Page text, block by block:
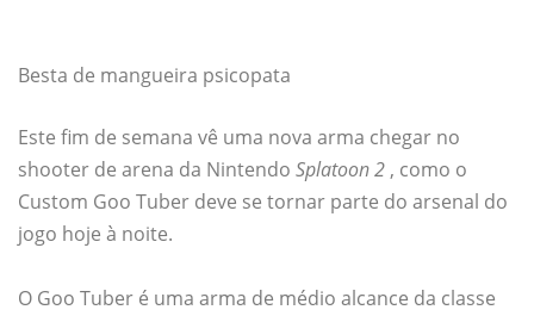
Besta de mangueira psicopata
Este fim de semana vê uma nova arma chegar no
shooter de arena da Nintendo Splatoon 2 , como o
Custom Goo Tuber deve se tornar parte do arsenal do
jogo hoje à noite.
O Goo Tuber é uma arma de médio alcance da classe